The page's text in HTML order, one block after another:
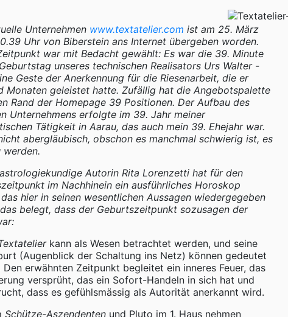
Unternehmen www.textatelier.com ist am 25. März
Uhr von Biberstein ans Internet übergeben worden.
war mit Bedacht gewählt: Es war die 39. Minute
unseres technischen Realisators Urs Walter -
Geste der Anerkennung für die Riesenarbeit, die er
Monaten geleistet hatte. Zufällig hat die Angebotspalette
Rand der Homepage 39 Positionen. Der Aufbau des
Unternehmens erfolgte im 39. Jahr meiner
Tätigkeit in Aarau, das auch mein 39. Ehejahr war.
abergläubisch, obschon es manchmal schwierig ist, es
Autorin Rita Lorenzetti hat für den
im Nachhinein ein ausführliches Horoskop
hier in seinen wesentlichen Aussagen wiedergegeben
belegt, dass der Geburtszeitpunkt sozusagen der
kann als Wesen betrachtet werden, und seine
(Augenblick der Schaltung ins Netz) können gedeutet
Den erwähnten Zeitpunkt begleitet ein inneres Feuer, das
versprüht, das ein Sofort-Handeln in sich hat und
dass es gefühlsmässig als Autorität anerkannt wird.
Schütze-Aszendenten und Pluto im 1. Haus nehmen